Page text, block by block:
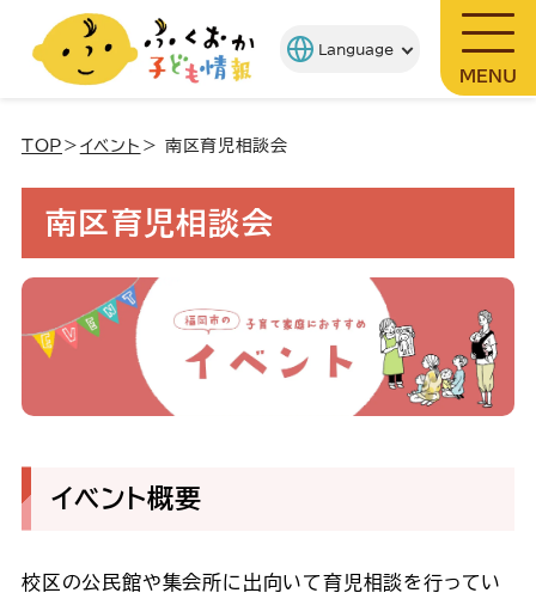
MENU
TOP ＞ イベント ＞ 南区育児相談会
南区育児相談会
イベント概要
校区の公民館や集会所に出向いて育児相談を行ってい